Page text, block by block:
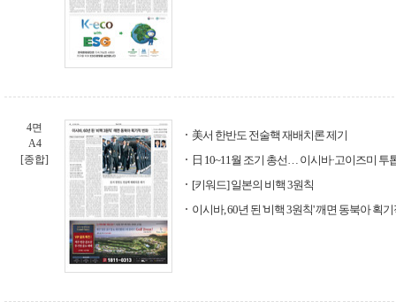
4면
A4
[종합]
美서 한반도 전술핵 재배치론 제기
日 10~11월 조기 총선… 이시바·고이즈미 투
[키워드] 일본의 비핵 3원칙
이시바, 60년 된 '비핵 3원칙' 깨면 동북아 획